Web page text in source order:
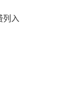
列入